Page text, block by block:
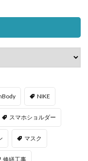
NIKE
スマホショルダー
マスク
修繕工事